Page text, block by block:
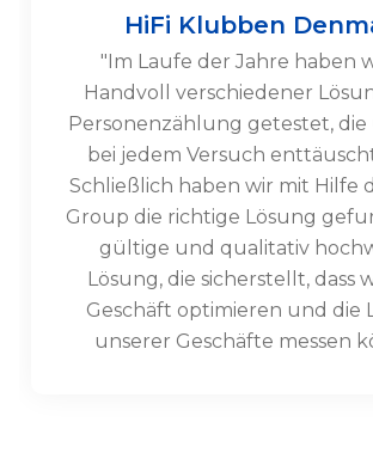
HiFi Klubben
"Im Laufe der Jahre haben
Handvoll verschiedener
Personenzählung getestet, die
bei jedem Versuch
Schließlich haben wir mit Hilfe
Group die richtige Lösung
gültige und qualitativ
Lösung, die sicherstellt, dass
Geschäft optimieren und die
unserer Geschäfte messen